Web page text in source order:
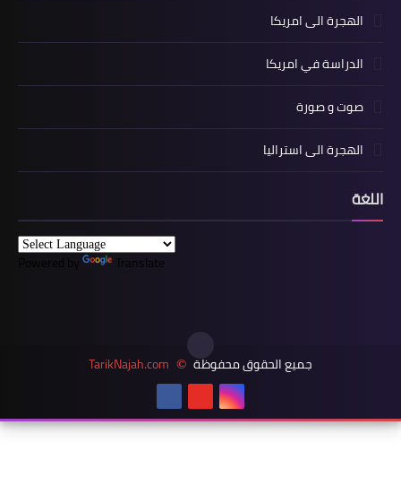
الهجرة الى امريكا
الدراسة في امريكا
صوت و صورة
الهجرة الى استراليا
اللغة
Powered by Translate
جميع الحقوق محفوظة ©
TarikNajah.com